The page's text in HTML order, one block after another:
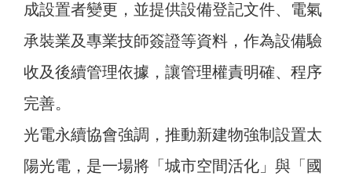
成設置者變更，並提供設備登記文件、電氣
承裝業及專業技師簽證等資料，作為設備驗
收及後續管理依據，讓管理權責明確、程序
完善。
光電永續協會強調，推動新建物強制設置太
陽光電，是一場將「城市空間活化」與「國